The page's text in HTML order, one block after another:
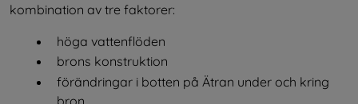
kombination av tre faktorer:
höga vattenflöden
brons konstruktion
förändringar i botten på Ätran under och kring
bron.